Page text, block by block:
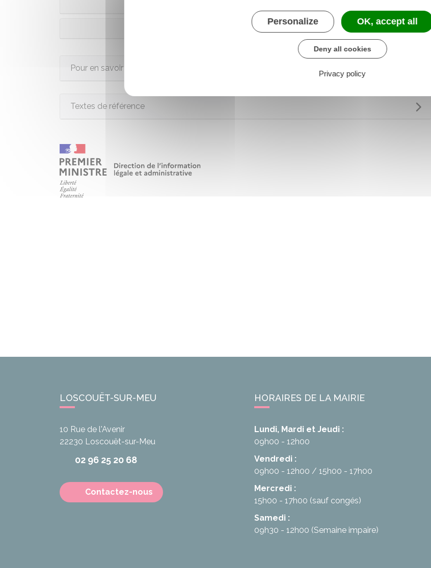
À Mayotte
Pour en savoir plus
Textes de référence
LOSCOUËT-SUR-MEU
10 Rue de l'Avenir
22230 Loscouët-sur-Meu
02 96 25 20 68
Contactez-nous
HORAIRES DE LA MAIRIE
Lundi, Mardi et Jeudi :
09h00 - 12h00
Vendredi :
09h00 - 12h00
15h00 - 17h00
Mercredi :
15h00 - 17h00 (sauf congés)
Samedi :
09h30 - 12h00 (Semaine impaire)
Personalize OK, accept all
Deny all cookies
Privacy policy